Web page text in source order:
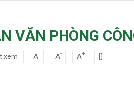
VĂN PHÒNG
xem A A- A+ []